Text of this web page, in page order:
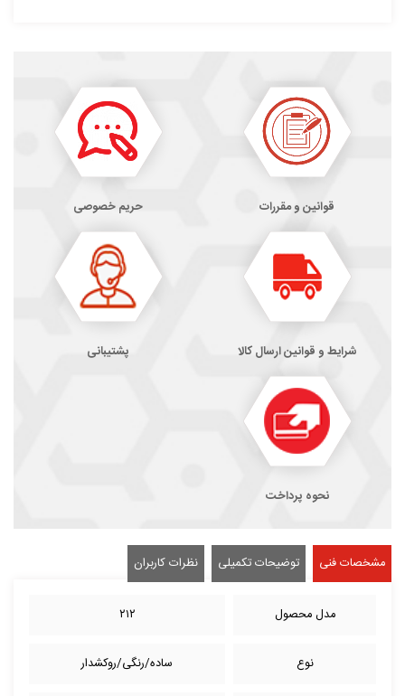
قوانین و مقررات حریم خصوصی
شرایط و قوانین ارسال کالا پشتیبانی
نحوه پرداخت
مشخصات فنی توضیحات تکمیلی نظرات کاربران
مدل محصول ۲۱۲
نوع ساده/رنگی/روکشدار